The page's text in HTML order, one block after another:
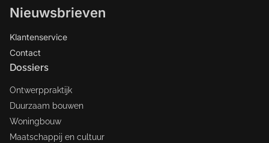
Nieuwsbrieven
Klantenservice
Contact
Dossiers
Ontwerppraktijk
Duurzaam bouwen
Woningbouw
Maatschappij en cultuur